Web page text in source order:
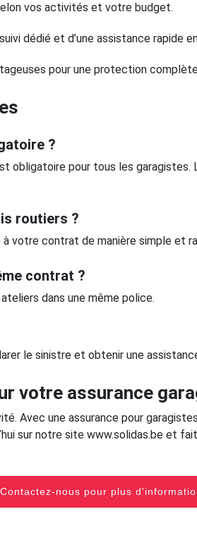
vos activités et votre budget.
dédié et d’une assistance rapide
pour une protection
?
obligatoire pour tous les
routiers ?
votre contrat de manière simple et
contrat ?
dans une même police.
le sinistre et obtenir une
votre assurance
Avec une assurance pour
sur notre site www.solidas.be et
Contactez-nous pour plus